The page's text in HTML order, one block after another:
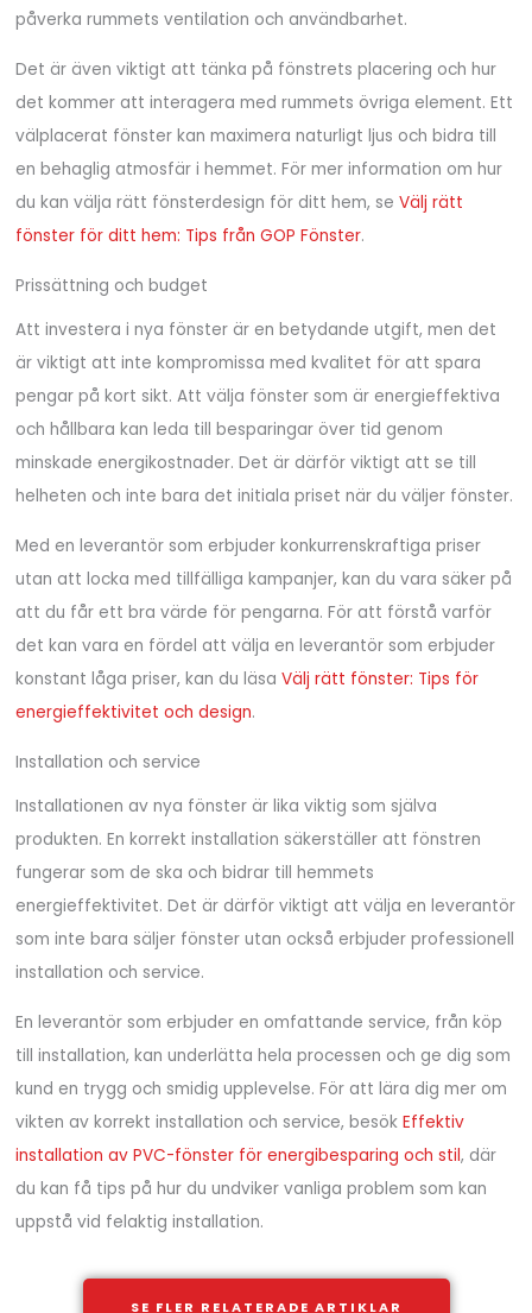
påverka rummets ventilation och användbarhet.
Det är även viktigt att tänka på fönstrets placering och hur
det kommer att interagera med rummets övriga element. Ett
välplacerat fönster kan maximera naturligt ljus och bidra till
en behaglig atmosfär i hemmet. För mer information om hur
du kan välja rätt fönsterdesign för ditt hem, seVälj rätt
fönster för ditt hem: Tips från GOP Fönster.
Prissättning och budget
Att investera i nya fönster är en betydande utgift, men det
är viktigt att inte kompromissa med kvalitet för att spara
pengar på kort sikt. Att välja fönster som är energieffektiva
och hållbara kan leda till besparingar över tid genom
minskade energikostnader. Det är därför viktigt att se till
helheten och inte bara det initiala priset när du väljer fönster.
Med en leverantör som erbjuder konkurrenskraftiga priser
utan att locka med tillfälliga kampanjer, kan du vara säker på
att du får ett bra värde för pengarna. För att förstå varför
det kan vara en fördel att välja en leverantör som erbjuder
konstant låga priser, kan du läsaVälj rätt fönster: Tips för
energieffektivitet och design.
Installation och service
Installationen av nya fönster är lika viktig som själva
produkten. En korrekt installation säkerställer att fönstren
fungerar som de ska och bidrar till hemmets
energieffektivitet. Det är därför viktigt att välja en leverantör
som inte bara säljer fönster utan också erbjuder professionell
installation och service.
En leverantör som erbjuder en omfattande service, från köp
till installation, kan underlätta hela processen och ge dig som
kund en trygg och smidig upplevelse. För att lära dig mer om
vikten av korrekt installation och service, besökEffektiv
installation av PVC-fönster för energibesparing och stil, där
du kan få tips på hur du undviker vanliga problem som kan
uppstå vid felaktig installation.
SE FLER RELATERADE ARTIKLAR